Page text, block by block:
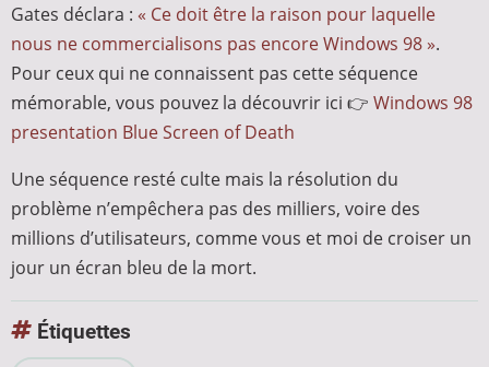
Gates déclara : « Ce doit être la raison pour laquelle
nous ne commercialisons pas encore Windows 98 ».
Pour ceux qui ne connaissent pas cette séquence
mémorable, vous pouvez la découvrir ici 👉 Windows 98
presentation Blue Screen of Death
Une séquence resté culte mais la résolution du
problème n’empêchera pas des milliers, voire des
millions d’utilisateurs, comme vous et moi de croiser un
jour un écran bleu de la mort.
Étiquettes